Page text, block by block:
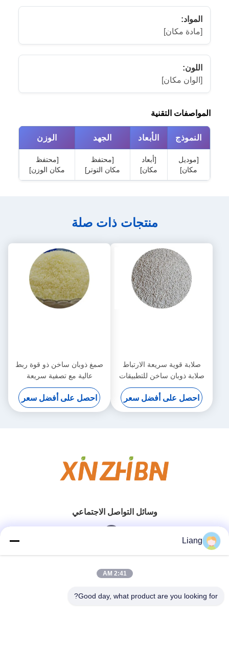
المواد:
[مادة مكان]
اللون:
[الوان مكان]
المواصفات التقنية
النموذج الأبعاد الجهد الوزن
[موديل
مكان]
[أبعاد
مكان]
[محتفظ
مكان التوتر]
[محتفظ
مكان الوزن]
منتجات ذات صلة
صلابة قوية سريعة الارتباط
صلابة ذوبان ساخن للتطبيقات
متعددة الاستخدامات في التعبئة
والتغليف وصناعة الخشب
احصل على أفضل سعر
صمغ ذوبان ساخن ذو قوة ربط
عالية مع تصفية سريعة
للتطبيقات متعددة الأوجه
احصل على أفضل سعر
وسائل التواصل الاجتماعي
الاتصال السريع
Liang
2:41 AM
Good day, what product are you looking for?